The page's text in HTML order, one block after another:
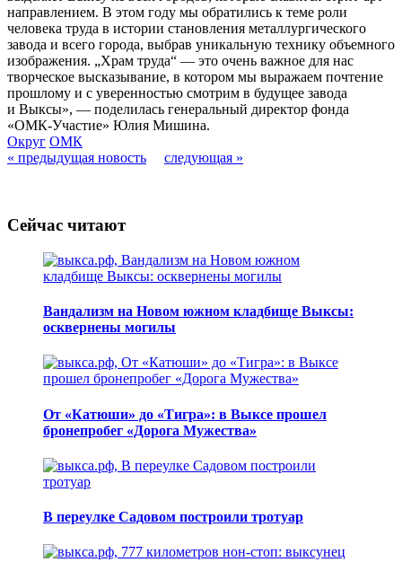
направлением. В этом году мы обратились к теме роли
человека труда в истории становления металлургического
завода и всего города, выбрав уникальную технику объемного
изображения. „Храм труда“ — это очень важное для нас
творческое высказывание, в котором мы выражаем почтение
прошлому и с уверенностью смотрим в будущее завода
и Выксы», — поделилась генеральный директор фонда
«ОМК-Участие» Юлия Мишина.
Округ ОМК
« предыдущая новость
следующая »
Сейчас читают
Вандализм на Новом южном кладбище Выксы:
осквернены могилы
От «Катюши» до «Тигра»: в Выксе прошел
бронепробег «Дорога Мужества»
В переулке Садовом построили тротуар